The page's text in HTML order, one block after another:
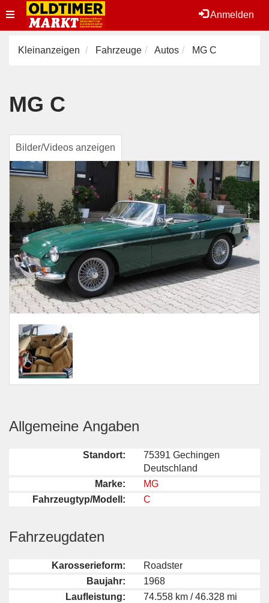
Anmelden
Toggle
navigation
Kleinanzeigen Fahrzeuge Autos MG C
MG C
Bilder/Videos anzeigen
Allgemeine Angaben
Standort:
75391 Gechingen
Deutschland
Marke:
MG
Fahrzeugtyp/Modell:
C
Fahrzeugdaten
Karosserieform:
Roadster
Baujahr:
1968
Laufleistung:
74.558 km / 46.328 mi